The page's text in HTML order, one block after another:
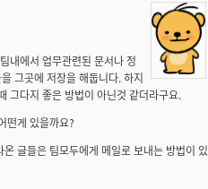
내에서 업무관련된 문서나 정
그곳에 저장을 해둡니다. 하지
그다지 좋은 방법이 아닌것 같더라구요.
떤게 있을까요?
글들은 팀모두에게 메일로 보내는 방법이 있